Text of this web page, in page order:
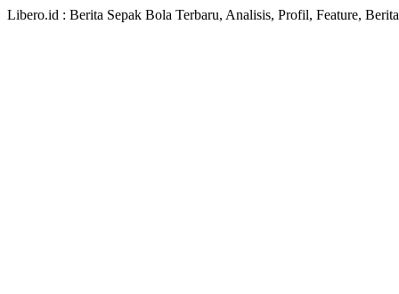
Libero.id : Berita Sepak Bola Terbaru, Analisis, Profil, Feature,